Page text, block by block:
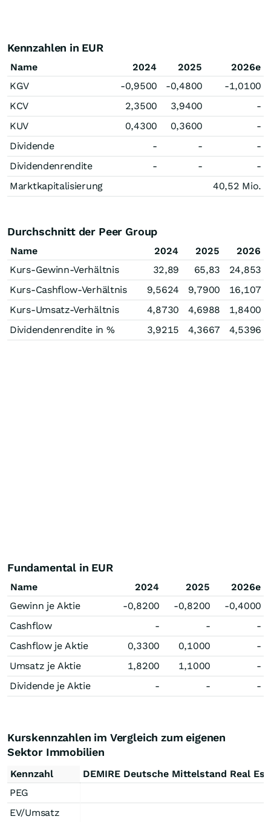
Kennzahlen in EUR
Name 2024 2025
2026e
KGV
-0,9500 -0,4800
-1,0100
KCV
2,3500 3,9400
-
KUV
0,4300 0,3600
-
Dividende
- -
-
Dividendenrendite
- -
-
Marktkapitalisierung
40,52 Mio.
Durchschnitt der Peer Group
Name 2024 2025
2026
Kurs-Gewinn-Verhältnis
32,89 65,83
24,853
Kurs-Cashflow-Verhältnis
9,5624 9,7900
16,107
Kurs-Umsatz-Verhältnis
4,8730 4,6988
1,8400
Dividendenrendite in %
3,9215 4,3667 4,5396
Fundamental in EUR
Name 2024 2025
2026e
Gewinn je Aktie
-0,8200 -0,8200
-0,4000
Cashflow
- -
-
Cashflow je Aktie
0,3300 0,1000
-
Umsatz je Aktie
1,8200 1,1000
-
Dividende je Aktie
- - -
Kurskennzahlen im Vergleich zum eigenen
Sektor Immobilien
Kennzahl
DEMIRE Deutsche Mittelstand Real
PEG
EV/Umsatz